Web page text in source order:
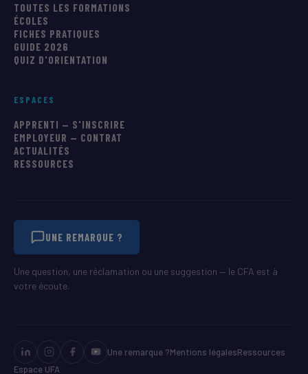
TOUTES LES FORMATIONS
ÉCOLES
FICHES PRATIQUES
GUIDE 2026
QUIZ D'ORIENTATION
ESPACES
APPRENTI — S'INSCRIRE
EMPLOYEUR — CONTRAT
ACTUALITÉS
RESSOURCES
UNE REMARQUE ?
Une question, une réclamation ou une suggestion — le CFA est à
votre écoute.
Une remarque ?Mentions légalesRessources
Espace UFA